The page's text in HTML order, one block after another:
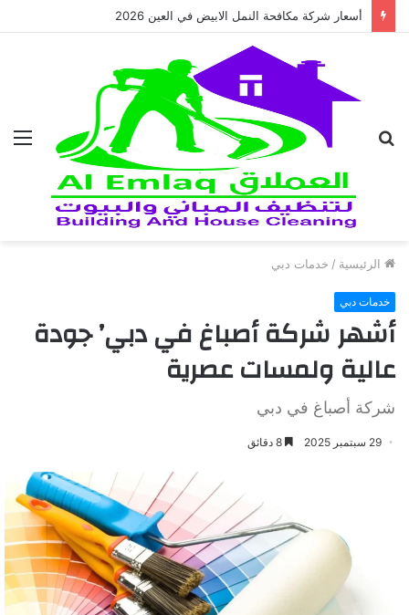
أسعار شركة مكافحة النمل الابيض في العين 2026
الرئيسية / خدمات دبي
خدمات دبي
أشهر شركة أصباغ في دبي’ جودة
عالية ولمسات عصرية
شركة أصباغ في دبي
29 سبتمبر 2025